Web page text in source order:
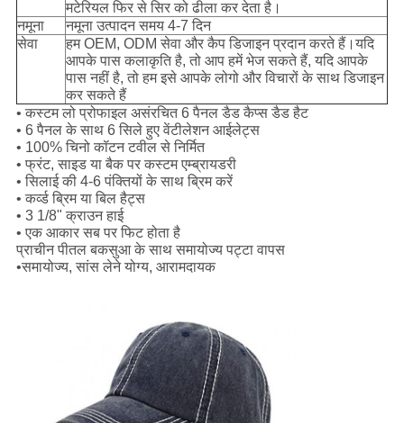
मटेरियल फिर से सिर को ढीला कर देता है।
नमूना
नमूना उत्पादन समय 4-7 दिन
सेवा
हम OEM, ODM सेवा और कैप डिजाइन प्रदान करते हैं।यदि
आपके पास कलाकृति है, तो आप हमें भेज सकते हैं, यदि आपके
पास नहीं है, तो हम इसे आपके लोगो और विचारों के साथ डिजाइन
कर सकते हैं
• कस्टम लो प्रोफाइल असंरचित 6 पैनल डैड कैप्स डैड हैट
• 6 पैनल के साथ 6 सिले हुए वेंटीलेशन आईलेट्स
• 100% चिनो कॉटन टवील से निर्मित
• फ्रंट, साइड या बैक पर कस्टम एम्ब्रायडरी
• सिलाई की 4-6 पंक्तियों के साथ ब्रिम करें
• कर्व्ड ब्रिम या बिल हैट्स
• 3 1/8" क्राउन हाई
• एक आकार सब पर फिट होता है
प्राचीन पीतल बकसुआ के साथ समायोज्य पट्टा वापस
•समायोज्य, सांस लेने योग्य, आरामदायक